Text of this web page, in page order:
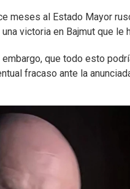
meses al Estado Mayor
victoria en Bajmut que le
que todo esto
fracaso ante la